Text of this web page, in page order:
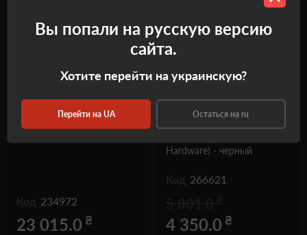
Приклад Closed Quarter
Rifle Stock – FDE
Код 234972
23 015.0 ₴
Приклад Battlelink Utility
Low Profile Stock Mil Spec
Hardware) - черный
Код 266621
5 801.0
4 350.0 ₴
Вы попали на русскую версию
сайта.
Хотите перейти на украинскую?
Перейти на UA Остаться на ru